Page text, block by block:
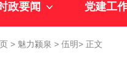
政要闻 党建工
> 魅力颍泉 > 伍明> 正文